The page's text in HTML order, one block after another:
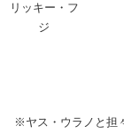
リッキー・フ
ジ
※ヤス・ウラノと担